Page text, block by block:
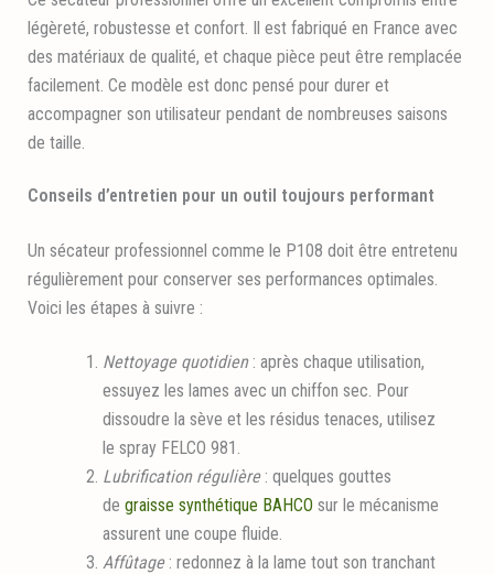
légèreté, robustesse et confort. Il est fabriqué en France avec
des matériaux de qualité, et chaque pièce peut être remplacée
facilement. Ce modèle est donc pensé pour durer et
accompagner son utilisateur pendant de nombreuses saisons
de taille.
Conseils d’entretien pour un outil toujours performant
Un sécateur professionnel comme le P108 doit être entretenu
régulièrement pour conserver ses performances optimales.
Voici les étapes à suivre :
Nettoyage quotidien: après chaque utilisation,
essuyez les lames avec un chiffon sec. Pour
dissoudre la sève et les résidus tenaces, utilisez
le spray FELCO 981.
Lubrification régulière: quelques gouttes
de graisse synthétique BAHCO sur le mécanisme
assurent une coupe fluide.
Affûtage: redonnez à la lame tout son tranchant